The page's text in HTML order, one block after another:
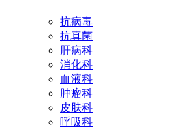
抗病毒
抗真菌
肝病科
消化科
血液科
肿瘤科
皮肤科
呼吸科